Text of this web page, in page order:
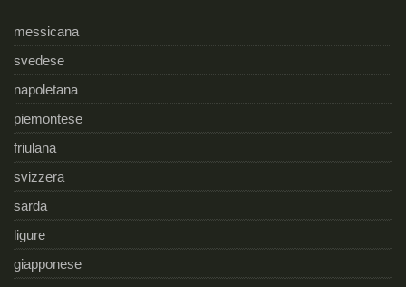
messicana
svedese
napoletana
piemontese
friulana
svizzera
sarda
ligure
giapponese